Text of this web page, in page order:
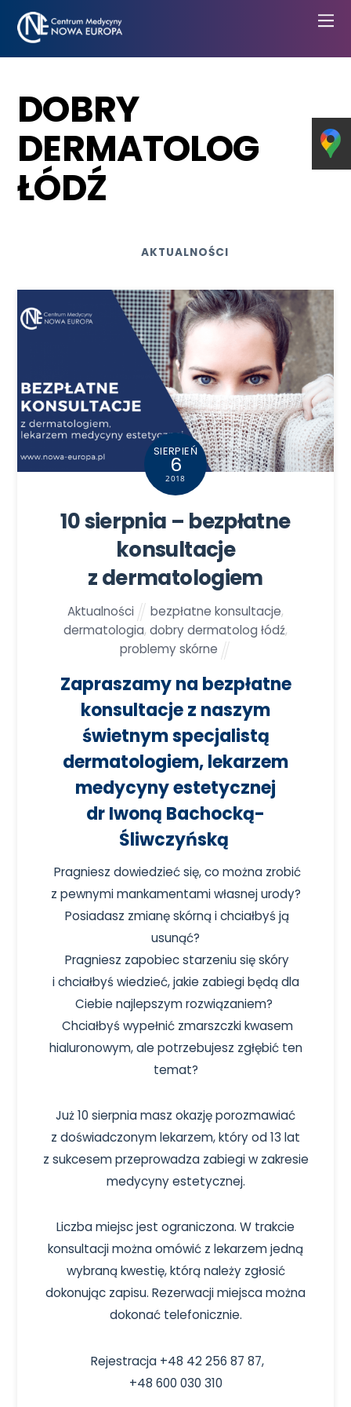
DOBRY
DERMATOLOG
ŁÓDŹ
AKTUALNOŚCI
SIERPIEŃ
6
2018
10 sierpnia – bezpłatne
konsultacje
z dermatologiem
Aktualności bezpłatne konsultacje,
dermatologia, dobry dermatolog łódź,
problemy skórne
Zapraszamy na bezpłatne
konsultacje z naszym
świetnym specjalistą
dermatologiem, lekarzem
medycyny estetycznej
dr Iwoną Bachocką-
Śliwczyńską
Pragniesz dowiedzieć się, co można zrobić
z pewnymi mankamentami własnej urody?
Posiadasz zmianę skórną i chciałbyś ją
usunąć?
Pragniesz zapobiec starzeniu się skóry
i chciałbyś wiedzieć, jakie zabiegi będą dla
Ciebie najlepszym rozwiązaniem?
Chciałbyś wypełnić zmarszczki kwasem
hialuronowym, ale potrzebujesz zgłębić ten
temat?
Już 10 sierpnia masz okazję porozmawiać
z doświadczonym lekarzem, który od 13 lat
z sukcesem przeprowadza zabiegi w zakresie
medycyny estetycznej.
Liczba miejsc jest ograniczona. W trakcie
konsultacji można omówić z lekarzem jedną
wybraną kwestię, którą należy zgłosić
dokonując zapisu. Rezerwacji miejsca można
dokonać telefonicznie.
Rejestracja +48 42 256 87 87,
+48 600 030 310